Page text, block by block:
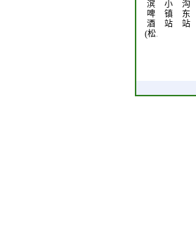
滨
啤
酒
(松…
小
镇
站
沟
东
站